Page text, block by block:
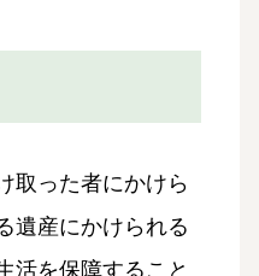
取った者にかけら
遺産にかけられる
活を保障すること